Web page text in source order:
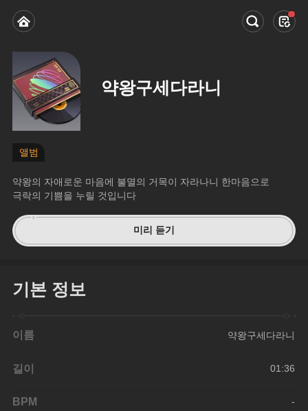
약왕구세다라니
앨범
약왕의 자애로운 마음에 불멸의 거목이 자라나니 한마음으로
극락의 기쁨을 누릴 것입니다
미리 듣기
기본 정보
이름 약왕구세다라니
길이 01:36
BPM -